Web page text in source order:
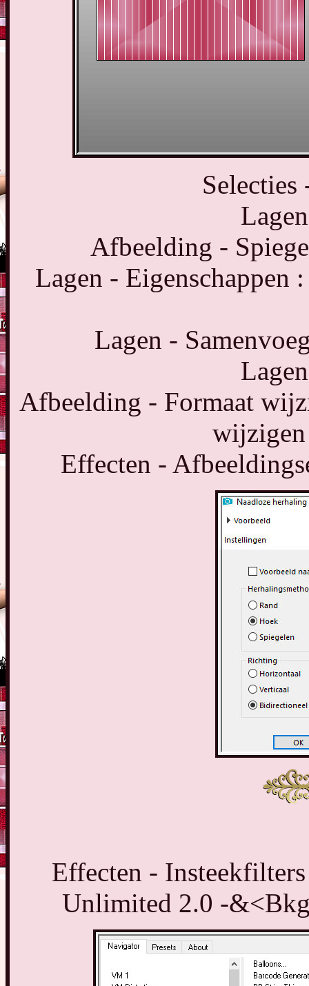
Selecties
Afbeelding -
Lagen - Eigenschappen
Lagen -
Afbeelding - Formaat
Effecten -
Effecten -
Unlimited 2.0 -